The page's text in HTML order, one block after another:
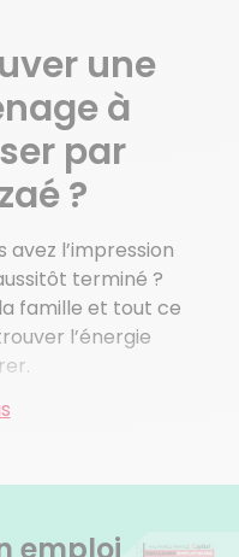
une
à
par
?
avez l’impression
terminé ?
famille et tout ce
l’énergie
ménage à
formalités